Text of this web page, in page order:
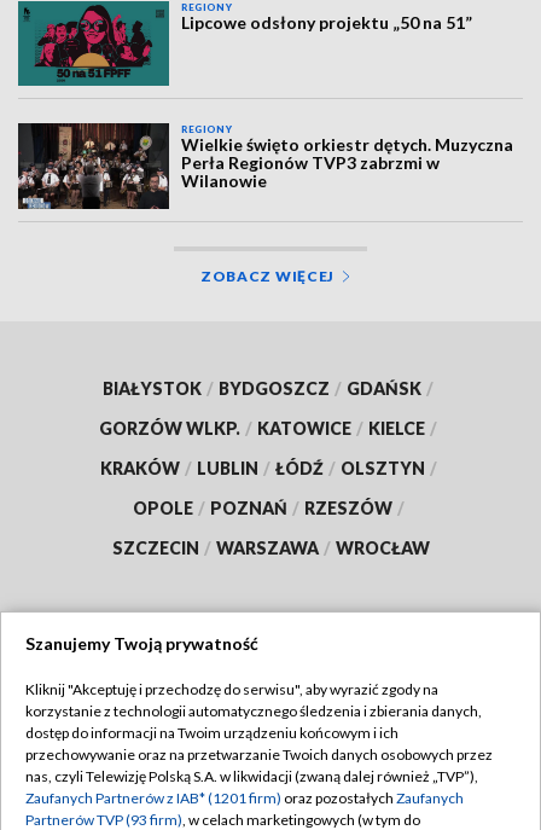
REGIONY
Lipcowe odsłony projektu „50 na 51”
REGIONY
Wielkie święto orkiestr dętych. Muzyczna
Perła Regionów TVP3 zabrzmi w
Wilanowie
ZOBACZ WIĘCEJ
BIAŁYSTOK / BYDGOSZCZ / GDAŃSK /
GORZÓW WLKP. / KATOWICE / KIELCE /
KRAKÓW / LUBLIN / ŁÓDŹ / OLSZTYN /
OPOLE / POZNAŃ / RZESZÓW /
SZCZECIN / WARSZAWA / WROCŁAW
TVP
Abonament TVP
Emisja w TVP
Regulamin TVP
Polityka prywatności
Szanujemy Twoją prywatność
Kliknij "Akceptuję i przechodzę do serwisu", aby wyrazić zgody na
korzystanie z technologii automatycznego śledzenia i zbierania danych,
dostęp do informacji na Twoim urządzeniu końcowym i ich
przechowywanie oraz na przetwarzanie Twoich danych osobowych przez
nas, czyli Telewizję Polską S.A. w likwidacji (zwaną dalej również „TVP”),
Zaufanych Partnerów z IAB* (1201 firm) oraz pozostałych Zaufanych
Partnerów TVP (93 firm), w celach marketingowych (w tym do